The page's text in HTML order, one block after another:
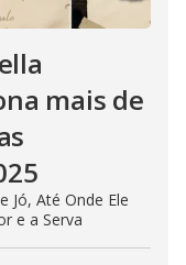
mais de
Jó, Até Onde Ele
e a Serva